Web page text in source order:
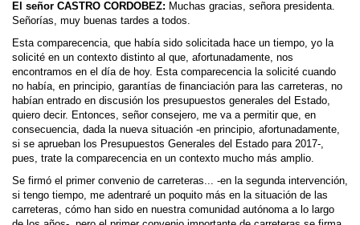
El señor CASTRO CORDOBEZ: Muchas gracias, señora presidenta.
Señorías, muy buenas tardes a todos.
Esta comparecencia, que había sido solicitada hace un tiempo, yo la
solicité en un contexto distinto al que, afortunadamente, nos
encontramos en el día de hoy. Esta comparecencia la solicité cuando
no había, en principio, garantías de financiación para las carreteras, no
habían entrado en discusión los presupuestos generales del Estado,
quiero decir. Entonces, señor consejero, me va a permitir que, en
consecuencia, dada la nueva situación -en principio, afortunadamente,
si se aprueban los Presupuestos Generales del Estado para 2017-,
pues, trate la comparecencia en un contexto mucho más amplio.
Se firmó el primer convenio de carreteras... -en la segunda intervención,
si tengo tiempo, me adentraré un poquito más en la situación de las
carreteras, cómo han sido en nuestra comunidad autónoma a lo largo